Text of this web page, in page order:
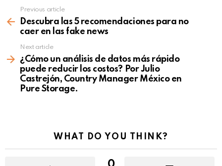
more
Previous article
Descubra las 5 recomendaciones para no
caer en las fake news
Next article
¿Cómo un análisis de datos más rápido
puede reducir los costos? Por Julio
Castrejón, Country Manager México en
Pure Storage.
WHAT DO YOU THINK?